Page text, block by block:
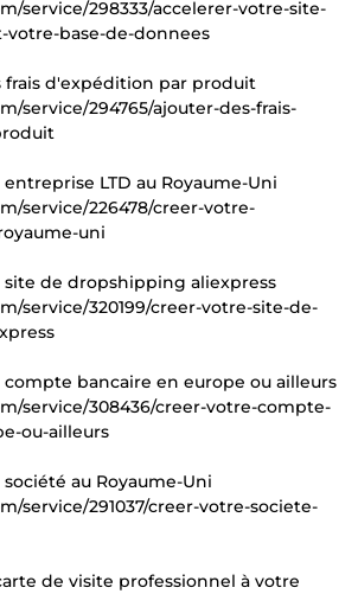
service/298333/accelerer-votre-site-
base-de-donnees
frais d'expédition par produit
service/294765/ajouter-des-frais-
LTD au Royaume-Uni
service/226478/creer-votre-
uni
site de dropshipping aliexpress
service/320199/creer-votre-site-de-
compte bancaire en europe ou ailleurs
service/308436/creer-votre-compte-
ou-ailleurs
au Royaume-Uni
service/291037/creer-votre-societe-
de visite professionnel à votre